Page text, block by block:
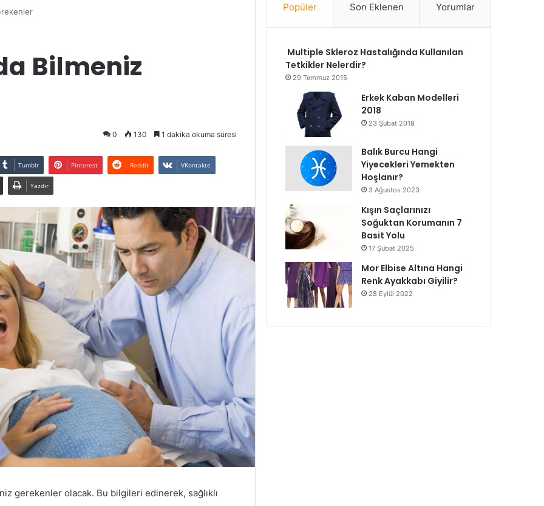
Bilmeniz
0 130 1 dakika okuma süresi
Tumblr Pinterest Reddit VKontakte
Yazdır
gerekenler olacak. Bu bilgileri edinerek, sağlıklı
Popüler Son Eklenen Yorumlar
Multiple Skleroz Hastalığında Kullanılan
Tetkikler Nelerdir?
29 Temmuz 2015
Erkek Kaban Modelleri
2018
23 Şubat 2018
Balık Burcu Hangi
Yiyecekleri Yemekten
Hoşlanır?
3 Ağustos 2023
Kışın Saçlarınızı
Soğuktan Korumanın 7
Basit Yolu
17 Şubat 2025
Mor Elbise Altına Hangi
Renk Ayakkabı Giyilir?
28 Eylül 2022